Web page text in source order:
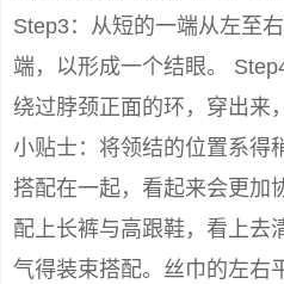
Step3：从短的一端从左至
端，以形成一个结眼。
绕过脖颈正面的环，穿出来
小贴士：将领结的位置系得
搭配在一起，看起来会更加
配上长裤与高跟鞋，看上去
气得装束搭配。丝巾的左右